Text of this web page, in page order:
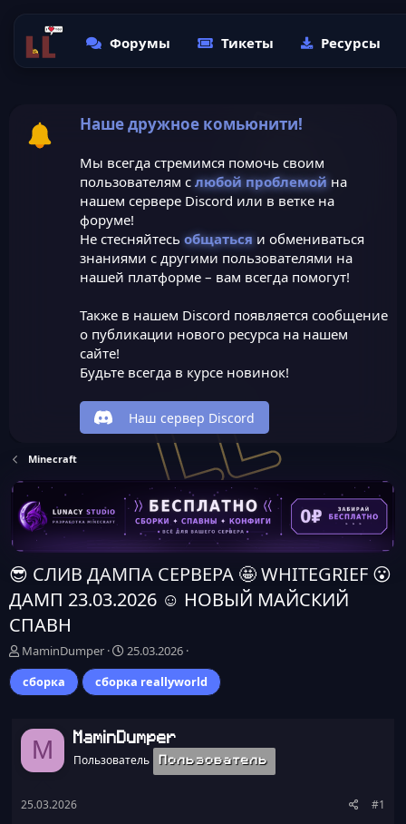
Форумы Тикеты Ресурсы
Наше дружное комьюнити!
Мы всегда стремимся помочь своим
пользователям с любой проблемойна
нашем сервере Discord или в ветке на
форуме!
Не стесняйтесь общатьсяи обмениваться
знаниями с другими пользователями на
нашей платформе – вам всегда помогут!
Также в нашем Discord появляется сообщение
о публикации нового ресурса на нашем
сайте!
Будьте всегда в курсе новинок!
Наш сервер Discord
Minecraft
😎 СЛИВ ДАМПА СЕРВЕРА 🤩 WHITEGRIEF 😮
ДАМП 23.03.2026 ☺️ НОВЫЙ МАЙСКИЙ
СПАВН
А
в
т
о
т
м
MaminDumper
Д
а
т
а
а
ч
а
25.03.2026
сборка
сборка reallyworld
M MaminDumper
Пользователь Пользователь
25.03.2026 #1